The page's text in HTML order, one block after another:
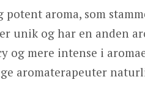
aroma, som
unik og har en anden
og mere intense i
aromaterapeuter